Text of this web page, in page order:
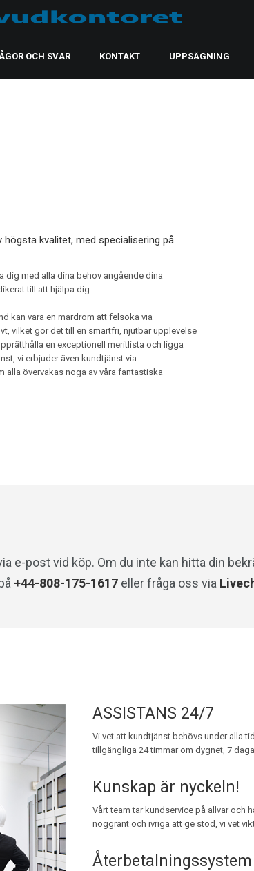
OCH SVAR KONTAKT UPPSÄGNING
kvalitet, med specialisering på
dig med alla dina behov angående dina
till att hjälpa dig.
kan vara en mardröm att felsöka via
vilket gör det till en smärtfri, njutbar upplevelse
en exceptionell meritlista och ligga
vi erbjuder även kundtjänst via
alla övervakas noga av våra fantastiska
e-post vid köp. Om du inte kan hitta din
+44-808-175-1617 eller fråga oss via
ASSISTANS 24/7
Vi vet att kundtjänst behövs under alla
tillgängliga 24 timmar om dygnet, 7
Kunskap är nyckeln!
Vårt team tar kundservice på allvar och
noggrant och ivriga att ge stöd, vi vet
Återbetalningssystem